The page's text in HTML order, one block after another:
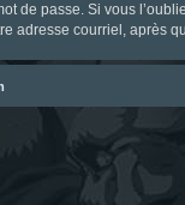
de passe. Si vous
adresse courriel, après